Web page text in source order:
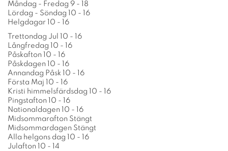
Måndag - Fredag 9 - 18
Lördag - Söndag 10 - 16
Helgdagar 10 - 16
Trettondag Jul 10 - 16
Långfredag 10 - 16
Påskafton 10 - 16
Påskdagen 10 - 16
Annandag Påsk 10 - 16
Första Maj 10 - 16
Kristi himmelsfärdsdag 10 - 16
Pingstafton 10 - 16
Nationaldagen 10 - 16
Midsommarafton Stängt
Midsommardagen Stängt
Alla helgons dag 10 - 16
Julafton 10 - 14